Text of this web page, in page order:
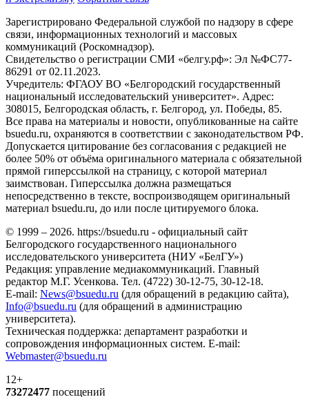
Зарегистрировано Федеральной службой по надзору в сфере
связи, информационных технологий и массовых
коммуникаций (Роскомнадзор).
Свидетельство о регистрации СМИ «белгу.рф»: Эл №ФС77-
86291 от 02.11.2023.
Учредитель: ФГАОУ ВО «Белгородский государственный
национальный исследовательский университет». Адрес:
308015, Белгородская область, г. Белгород, ул. Победы, 85.
Все права на материалы и новости, опубликованные на сайте
bsuedu.ru, охраняются в соответствии с законодательством РФ.
Допускается цитирование без согласования с редакцией не
более 50% от объёма оригинального материала с обязательной
прямой гиперссылкой на страницу, с которой материал
заимствован. Гиперссылка должна размещаться
непосредственно в тексте, воспроизводящем оригинальный
материал bsuedu.ru, до или после цитируемого блока.
© 1999 – 2026. https://bsuedu.ru - официальный сайт
Белгородского государственного национального
исследовательского университета (НИУ «БелГУ»)
Редакция: управление медиакоммуникаций. Главный
редактор М.Г. Усенкова. Тел. (4722) 30-12-75, 30-12-18.
E-mail: News@bsuedu.ru (для обращений в редакцию сайта),
Info@bsuedu.ru (для обращений в администрацию
университета).
Техническая поддержка: департамент разработки и
сопровождения информационных систем. E-mail:
Webmaster@bsuedu.ru
12+
73272477 посещений